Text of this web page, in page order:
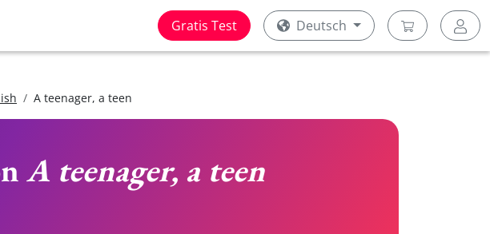
Gratis Test Deutsch
A teenager, a teen
A teenager, a teen